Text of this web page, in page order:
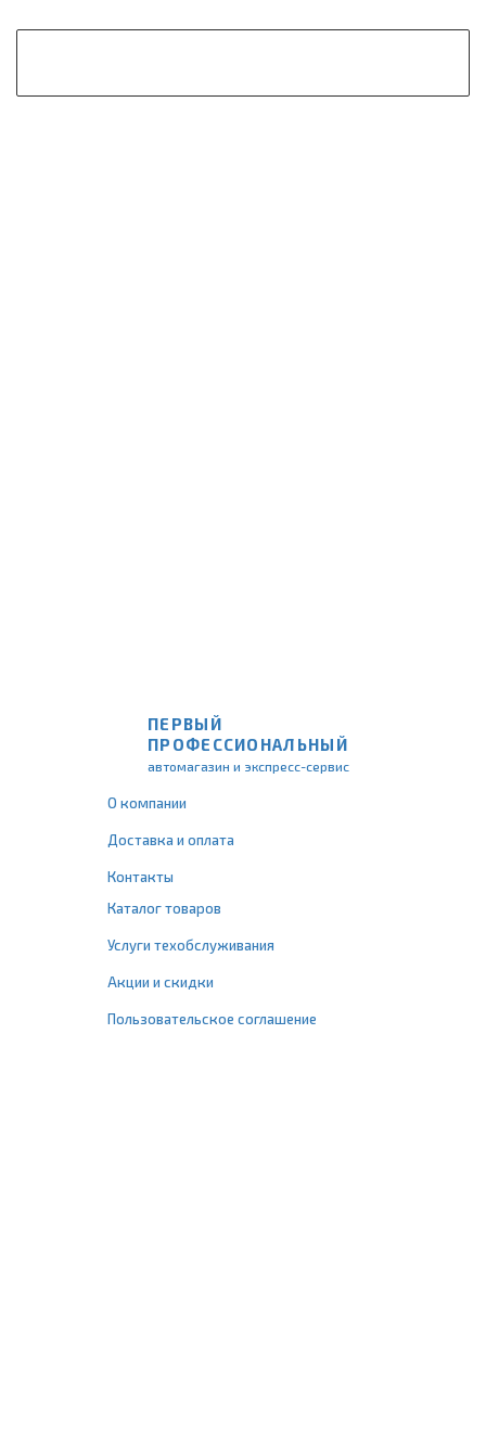
ПЕРВЫЙ
ПРОФЕССИОНАЛЬНЫЙ
автомагазин и экспресс-сервис
О компании
Доставка и оплата
Контакты
Каталог товаров
Услуги техобслуживания
Акции и скидки
Пользовательское соглашение